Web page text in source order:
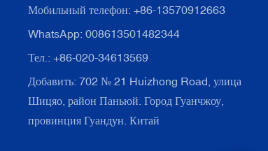
Мобильный телефон: +86-13570912663
WhatsApp: 008613501482344
Тел.: +86-020-34613569
Добавить: 702 № 21 Huizhong Road, улица
Шицяо, район Паньюй. Город Гуанчжоу,
провинция Гуандун. Китай